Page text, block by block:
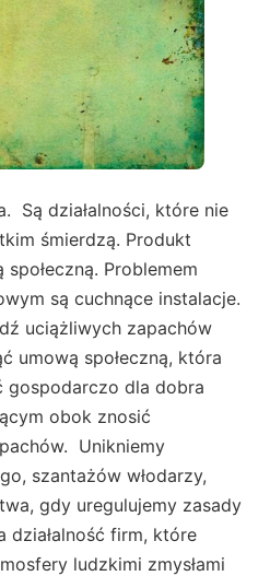
Są działalności, które nie
śmierdzą. Produkt
Problemem
są cuchnące instalacje.
uciążliwych zapachów
umową społeczną, która
gospodarczo dla dobra
obok znosić
Unikniemy
szantażów włodarzy,
gdy uregulujemy zasady
działalność firm, które
ludzkimi zmysłami